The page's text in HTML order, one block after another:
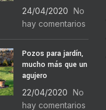
24/04/2020 No
hay comentarios
Pozos para jardín,
mucho más que un
agujero
22/04/2020 No
hay comentarios